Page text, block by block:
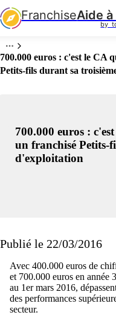
FranchiseAide
by
700.000 euros : c'est le CA
Petits-fils durant sa
700.000 euros :
un franchisé Petits-
d'exploitation
Publié le 22/03/2016
Avec 400.000 euros de
et 700.000 euros en année
au 1er mars 2016,
des performances
secteur.